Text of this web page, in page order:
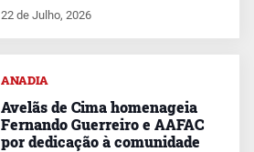
22 de Julho, 2026
ANADIA
Avelãs de Cima homenageia
Fernando Guerreiro e AAFAC
por dedicação à comunidade